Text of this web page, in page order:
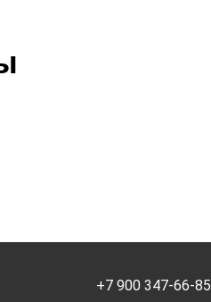
+7 900 347-66-85